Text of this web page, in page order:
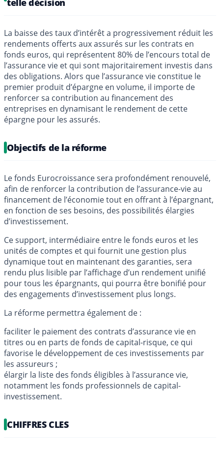
telle décision
La baisse des taux d’intérêt a progressivement réduit les
rendements offerts aux assurés sur les contrats en
fonds euros, qui représentent 80% de l’encours total de
l’assurance vie et qui sont majoritairement investis dans
des obligations. Alors que l’assurance vie constitue le
premier produit d’épargne en volume, il importe de
renforcer sa contribution au financement des
entreprises en dynamisant le rendement de cette
épargne pour les assurés.
Objectifs de la réforme
Le fonds Eurocroissance sera profondément renouvelé,
afin de renforcer la contribution de l’assurance-vie au
financement de l’économie tout en offrant à l’épargnant,
en fonction de ses besoins, des possibilités élargies
d’investissement.
Ce support, intermédiaire entre le fonds euros et les
unités de comptes et qui fournit une gestion plus
dynamique tout en maintenant des garanties, sera
rendu plus lisible par l’affichage d’un rendement unifié
pour tous les épargnants, qui pourra être bonifié pour
des engagements d’investissement plus longs.
La réforme permettra également de :
faciliter le paiement des contrats d’assurance vie en
titres ou en parts de fonds de capital-risque, ce qui
favorise le développement de ces investissements par
les assureurs ;
élargir la liste des fonds éligibles à l’assurance vie,
notamment les fonds professionnels de capital-
investissement.
CHIFFRES CLES